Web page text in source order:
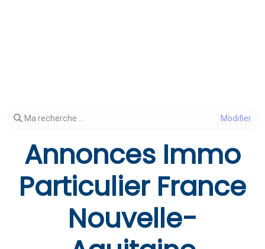
Modifier votre recherche
Ma recherche ...
Annonces Immo
Particulier France
Nouvelle-